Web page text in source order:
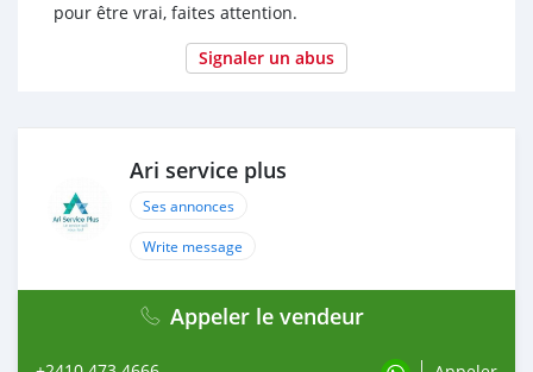
pour être vrai, faites attention.
Signaler un abus
Ari service plus
Ses annonces
Write message
Appeler le vendeur